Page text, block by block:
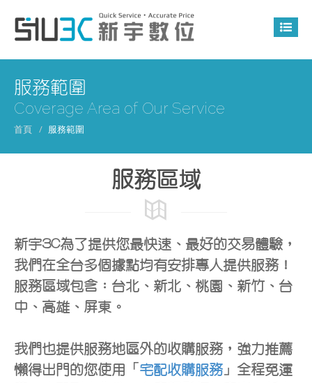
服務範圍
Coverage Area of Our Service
首頁 服務範圍
服務區域
新宇3C為了提供您最快速、最好的交易體驗，
我們在全台多個據點均有安排專人提供服務！
服務區域包含：台北、新北、桃園、新竹、台
中、高雄、屏東。
我們也提供服務地區外的收購服務，強力推薦
懶得出門的您使用「 宅配收購服務 」全程免運